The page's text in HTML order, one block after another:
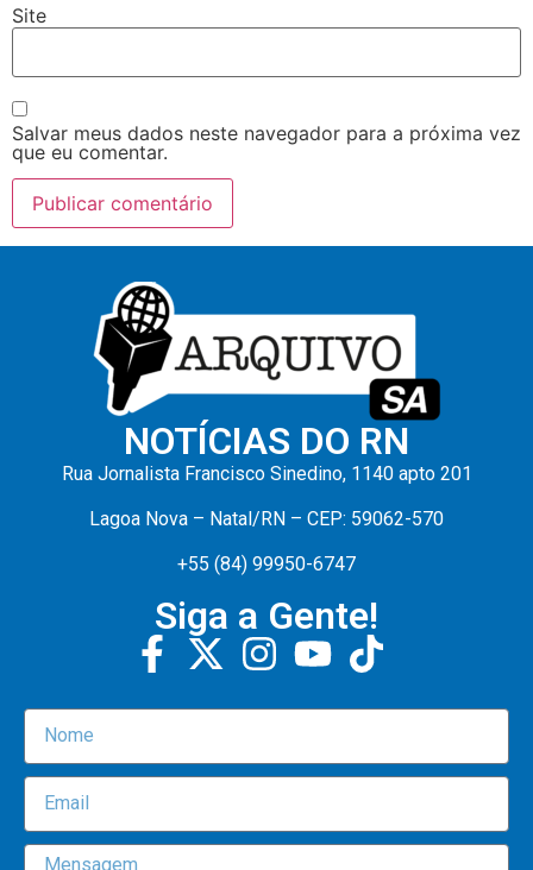
Site
Salvar meus dados neste navegador para a próxima vez
que eu comentar.
NOTÍCIAS DO RN
Rua Jornalista Francisco Sinedino, 1140 apto 201
Lagoa Nova – Natal/RN – CEP: 59062-570
+55 (84) 99950-6747
Siga a Gente!